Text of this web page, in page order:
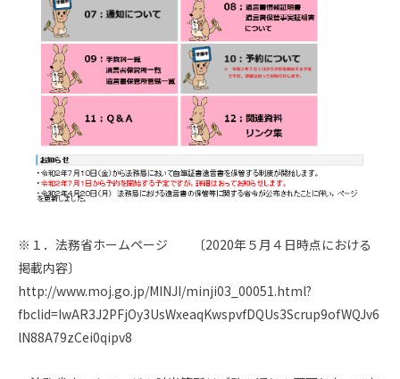
※１．法務省ホームページ 〔2020年５月４日時点における
掲載内容〕
http://www.moj.go.jp/MINJI/minji03_00051.html?
fbclid=IwAR3J2PFjOy3UsWxeaqKwspvfDQUs3Scrup9ofWQJv6
lN88A79zCei0qipv8